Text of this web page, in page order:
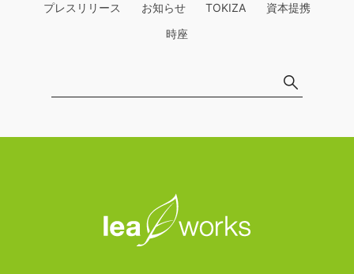
プレスリリース お知らせ TOKIZA
資本提携
時座